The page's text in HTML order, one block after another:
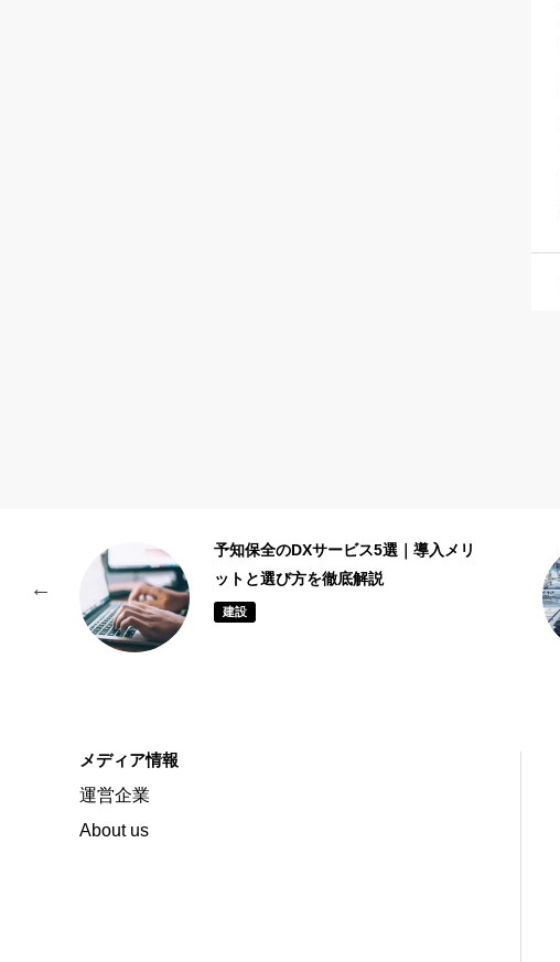
設備メンテナンス会社5選|予防保全・
予知保全に強い企業と選び方を解説
建設
メディア情報
運営企業
About us